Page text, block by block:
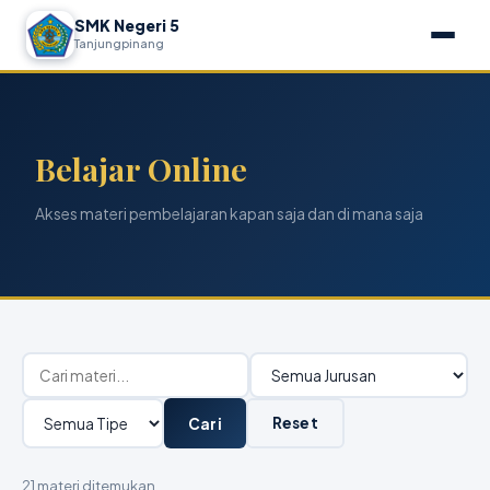
SMK Negeri 5
Tanjungpinang
Belajar Online
Akses materi pembelajaran kapan saja dan di mana saja
Cari Reset
21 materi ditemukan